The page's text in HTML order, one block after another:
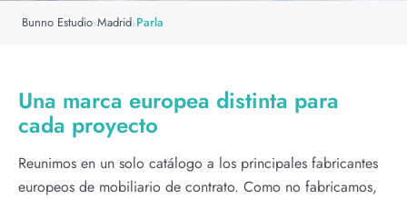
Bunno Estudio›Madrid›Parla
Una marca europea distinta para
cada proyecto
Reunimos en un solo catálogo a los principales fabricantes
europeos de mobiliario de contrato. Como no fabricamos,